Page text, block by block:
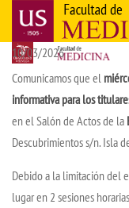
main
content
Navegación
principal
10/03/2026
Comunicamos que el
informativa para los
en el Salón de Actos de la
Descubrimientos s/n. Isla
Debido a la limitación del
lugar en 2 sesiones